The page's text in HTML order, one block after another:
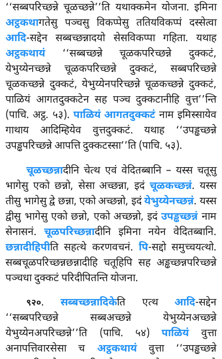
‘‘सब्बपरिच्छन्ने चूळच्छन्ने’’ति यथाक्कमेन योजना. इमिना
अट्ठकथागतेसु पञ्चसु विकप्पेसु ततियविकप्पं दस्सेत्वा
आदि-सद्देन सब्बच्छन्नादयो सेसविकप्पा गहिता. यथाह
अट्ठकथायं‘‘सब्बच्छन्ने चूळकपरिच्छन्ने दुक्कटं,
येभुय्येनच्छन्ने चूळकपरिच्छन्ने दुक्कटं, सब्बपरिच्छन्ने
चूळकच्छन्ने दुक्कटं, येभुय्येनपरिच्छन्ने चूळकच्छन्ने दुक्कटं,
पाळियं आगतदुक्कटेन सह पञ्च दुक्कटानीहि वुत्त’’न्ति
(पाचि. अट्ठ. ५३). पाळियं आगतदुक्कटंनाम इमिस्सायेव
गाथाय आदिम्हियेव वुत्तदुक्कटं. यथाह ‘‘उपड्ढच्छन्ने
उपड्ढपरिच्छन्ने आपत्ति दुक्कटस्सा’’ति (पाचि. ५३).
चूळच्छन्नादीनि चेत्थ एवं वेदितब्बानि – यस्स चतूसु
भागेसु एको छन्नो, सेसा अच्छन्ना, इदं चूळकच्छन्नं. यस्स
तीसु भागेसु द्वे छन्ना, एको अच्छन्नो, इदंयेभुय्येनच्छन्नं. यस्स
द्वीसु भागेसु एको छन्नो, एको अच्छन्नो, इदंउपड्ढच्छन्नंनाम
सेनासनं.चूळपरिच्छन्नादीनि इमिना नयेन वेदितब्बानि.
छन्नादीहिपीति सहत्थे करणवचनं. पि-सद्दो समुच्चयत्थो.
सब्बचूळपरिच्छन्नछन्नादीहि चतूहिपि सह अड्ढच्छन्नपरिच्छन्ने
पञ्चधा दुक्कटं परिदीपितन्ति योजना.
९२०.सब्बच्छन्नादिकेति एत्थ आदि-सद्देन
‘‘सब्बपरिच्छन्ने सब्बअच्छन्ने येभुय्येनअच्छन्ने
येभुय्येनअपरिच्छन्ने’’ति (पाचि. ५४)पाळियंवुत्ता
अनापत्तिवारसेसा च अट्ठकथायंवुत्ता ‘‘उपड्ढच्छन्ने